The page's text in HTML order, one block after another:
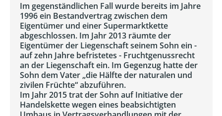
Im gegenständlichen Fall wurde bereits im Jahre
1996 ein Bestandvertrag zwischen dem
Eigentümer und einer Supermarktkette
abgeschlossen. Im Jahr 2013 räumte der
Eigentümer der Liegenschaft seinem Sohn ein -
auf zehn Jahre befristetes - Fruchtgenussrecht
an der Liegenschaft ein. Im Gegenzug hatte der
Sohn dem Vater „die Hälfte der naturalen und
zivilen Früchte“ abzuführen.
Im Jahr 2015 trat der Sohn auf Initiative der
Handelskette wegen eines beabsichtigten